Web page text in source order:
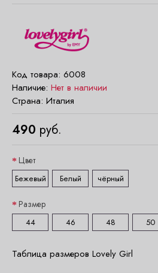
Код товара: 6008
Наличие: Нет в наличии
Страна: Италия
490 руб.
Цвет
Бежевый Белый чёрный
Размер
44 46 48 50
Таблица размеров Lovely Girl